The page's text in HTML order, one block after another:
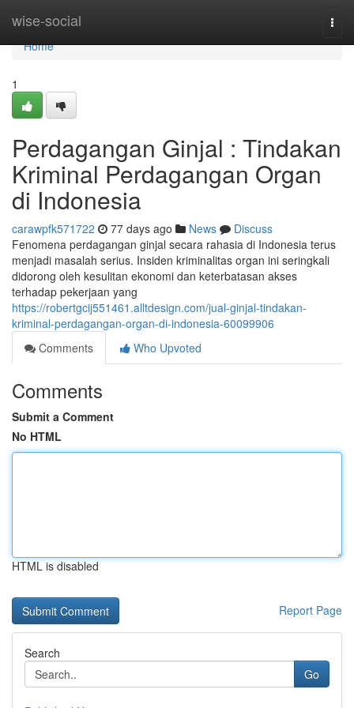
wise-social
Home
Home
1
Perdagangan Ginjal : Tindakan
Kriminal Perdagangan Organ
di Indonesia
carawpfk571722 77 days ago News
Discuss
Fenomena perdagangan ginjal secara rahasia di Indonesia terus
menjadi masalah serius. Insiden kriminalitas organ ini seringkali
didorong oleh kesulitan ekonomi dan keterbatasan akses
terhadap pekerjaan yang
https://robertgcij551461.alltdesign.com/jual-ginjal-tindakan-
kriminal-perdagangan-organ-di-indonesia-60099906
Comments
Who Upvoted
Comments
Submit a Comment
No HTML
HTML is disabled
Report Page
Search
Go